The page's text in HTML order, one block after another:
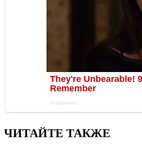
ЧИТАЙТЕ ТАКЖЕ